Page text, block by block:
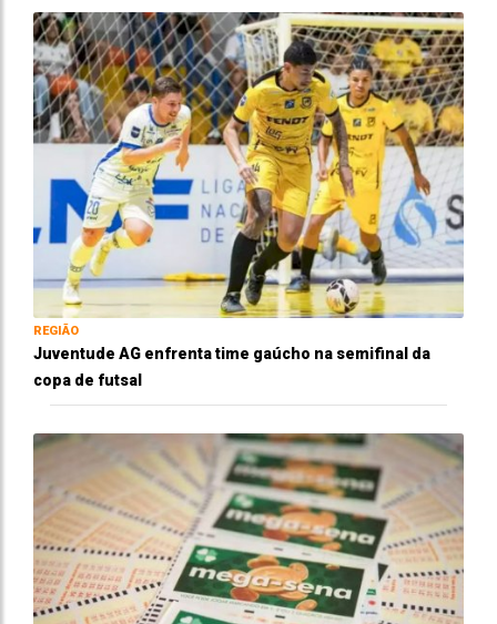
REGIÃO
Juventude AG enfrenta time gaúcho na semifinal da
copa de futsal